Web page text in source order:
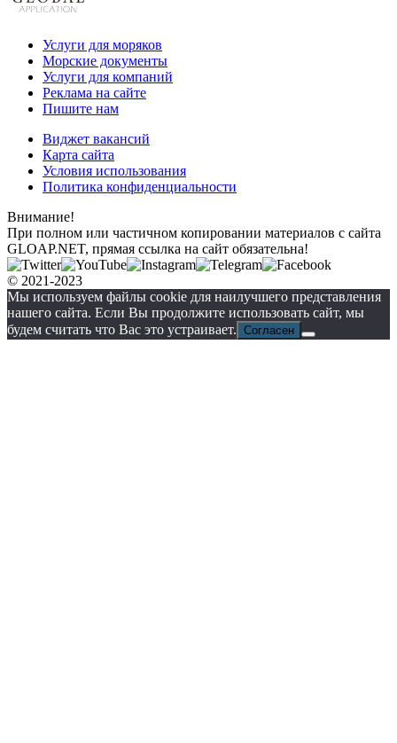
Услуги для моряков
Морские документы
Услуги для компаний
Реклама на сайте
Пишите нам
Виджет вакансий
Карта сайта
Условия использования
Политика конфиденциальности
Внимание!
При полном или частичном копировании материалов с сайта
GLOAP.NET, прямая ссылка на сайт обязательна!
© 2021-2023
Мы используем файлы cookie для наилучшего представления
нашего сайта. Если Вы продолжите использовать сайт, мы
будем считать что Вас это устраивает. Согласен